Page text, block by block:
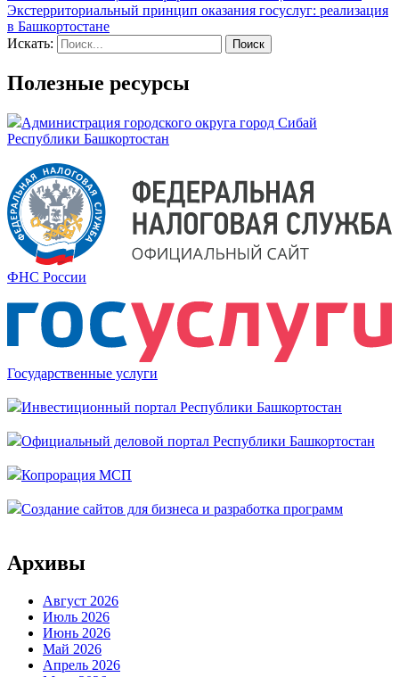
Экстерриториальный принцип оказания госуслуг: реализация
в Башкортостане
Искать:
Полезные ресурсы
Администрация городского округа город Сибай
Республики Башкортостан
ФНС России
Государственные услуги
Инвестиционный портал Республики Башкортостан
Официальный деловой портал Республики Башкортостан
Копрорация МСП
Создание сайтов для бизнеса и разработка программ
Архивы
Август 2026
Июль 2026
Июнь 2026
Май 2026
Апрель 2026